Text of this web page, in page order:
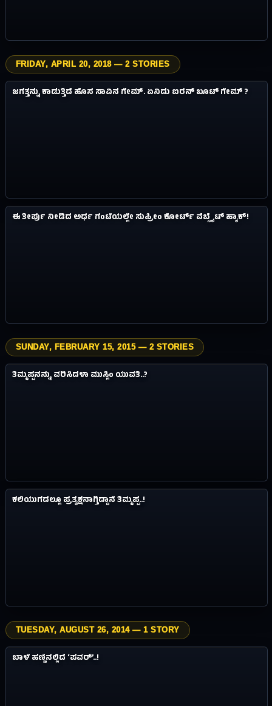
FRIDAY, APRIL 20, 2018 — 2 STORIES
#07 8Y AGO
ವಿಸ್ಮಯಗಳು
ಜಗತ್ತನ್ನು ಕಾಡುತ್ತಿದೆ ಹೊಸ ಸಾವಿನ ಗೇಮ್. ಏನಿದು ಐರನ್ ಬೂಟ್ ಗೇಮ್ ?
#08 8Y AGO
ವಿಸ್ಮಯಗಳು 2.1M
ಈ ತೀರ್ಪು ನೀಡಿದ ಅರ್ಧ ಗಂಟೆಯಲ್ಲೇ ಸುಪ್ರೀಂ ಕೋರ್ಟ್ ವೆಬ್ಸೈಟ್ ಹ್ಯಾಕ್!
SUNDAY, FEBRUARY 15, 2015 — 2 STORIES
#09
ವಿಸ್ಮಯಗಳು
ತಿಮ್ಮಪ್ಪನನ್ನು ವರಿಸಿದಳಾ ಮುಸ್ಲಿಂ ಯುವತಿ..?
#10
ವಿಸ್ಮಯಗಳು 0.4M
ಕಲಿಯುಗದಲ್ಲೂ ಪ್ರತ್ಯಕ್ಷನಾಗ್ತಿದ್ದಾನೆ ತಿಮ್ಮಪ್ಪ..!
TUESDAY, AUGUST 26, 2014 — 1 STORY
#11
ವಿಸ್ಮಯಗಳು
ಬಾಳೆ ಹಣ್ಣಿನಲ್ಲಿದೆ ‘ಪವರ್​​’..!